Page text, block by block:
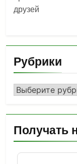
друзей
Рубрики
Рубрики
Получать